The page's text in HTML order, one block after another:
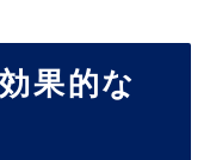
果的な